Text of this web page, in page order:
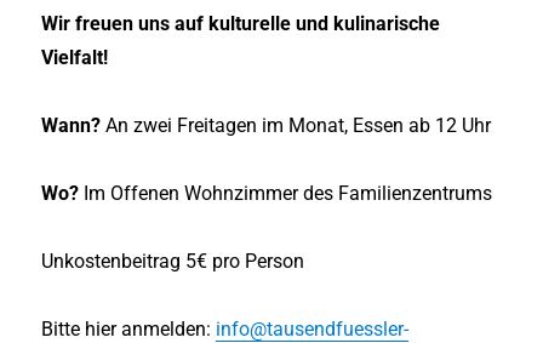
Wir freuen uns auf kulturelle und kulinarische
Vielfalt!
Wann? An zwei Freitagen im Monat, Essen ab 12 Uhr
Wo? Im Offenen Wohnzimmer des Familienzentrums
Unkostenbeitrag 5€ pro Person
Bitte hier anmelden: info@tausendfuessler-